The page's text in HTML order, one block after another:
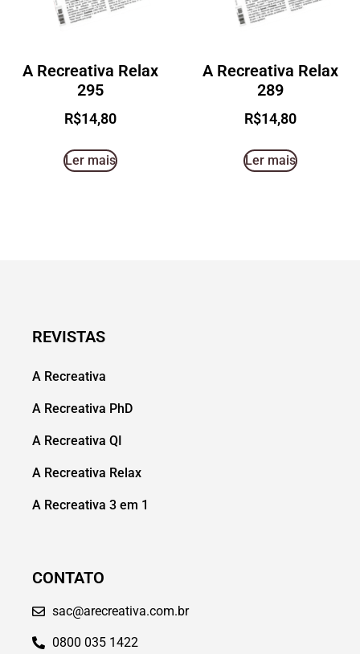
A Recreativa Relax
295
R$14,80
Ler mais
A Recreativa Relax
289
R$14,80
Ler mais
REVISTAS
A Recreativa
A Recreativa PhD
A Recreativa QI
A Recreativa Relax
A Recreativa 3 em 1
CONTATO
sac@arecreativa.com.br
0800 035 1422